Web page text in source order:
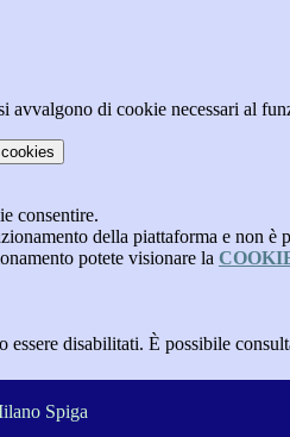
avvalgono di cookie necessari al
consentire.
della piattaforma e non è
potete visionare la
disabilitati. È possibile
Spiga